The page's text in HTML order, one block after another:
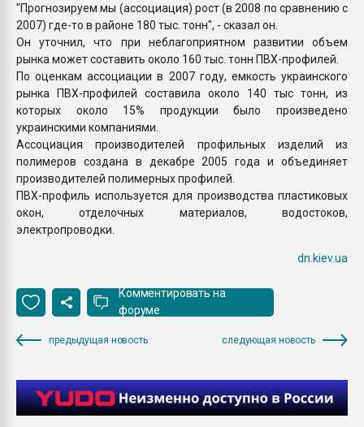
"Прогнозируем мы (ассоциация) рост (в 2008 по сравнению с
2007) где-то в районе 180 тыс. тонн", - сказал он.
Он уточнил, что при неблагоприятном развитии объем
рынка может составить около 160 тыс. тонн ПВХ-профилей.
По оценкам ассоциации в 2007 году, емкость украинского
рынка ПВХ-профилей составила около 140 тыс тонн, из
которых около 15% продукции было произведено
украинскими компаниями.
Ассоциация производителей профильных изделий из
полимеров создана в декабре 2005 года и объединяет
производителей полимерных профилей.
ПВХ-профиль используется для производства пластиковых
окон, отделочных материалов, водостоков,
электропроводки.
dn.kiev.ua
Комментировать на
форуме
предыдущая новость следующая новость